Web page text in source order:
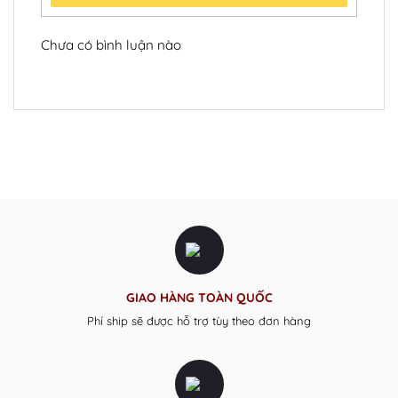
Chưa có bình luận nào
GIAO HÀNG TOÀN QUỐC
Phí ship sẽ được hỗ trợ tùy theo đơn hàng